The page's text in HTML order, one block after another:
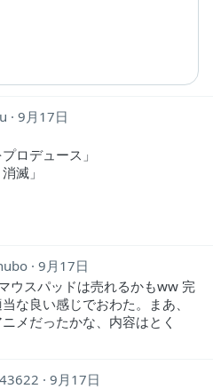
9月17日
ロデュース」
滅」
9月17日
ウスパッドは売れるかもww 完
な良い感じでおわた。まあ、
メだったかな、内容はとく
9月17日